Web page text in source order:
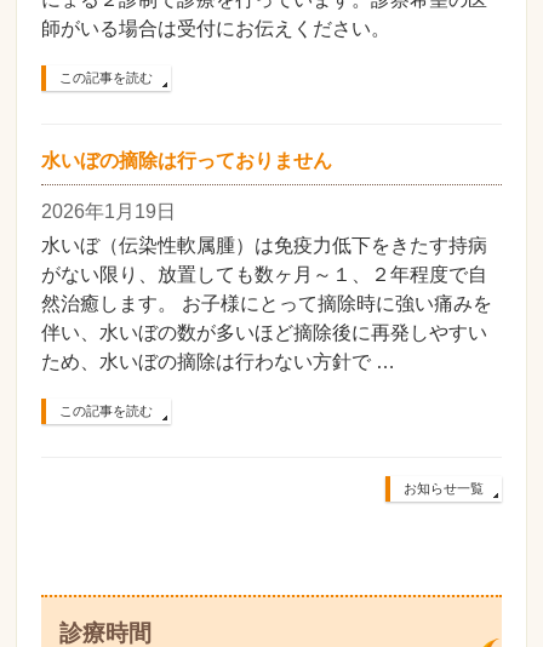
師がいる場合は受付にお伝えください。
この記事を読む
水いぼの摘除は行っておりません
2026年1月19日
水いぼ（伝染性軟属腫）は免疫力低下をきたす持病
がない限り、放置しても数ヶ月～１、２年程度で自
然治癒します。 お子様にとって摘除時に強い痛みを
伴い、水いぼの数が多いほど摘除後に再発しやすい
ため、水いぼの摘除は行わない方針で …
この記事を読む
お知らせ一覧
診療時間